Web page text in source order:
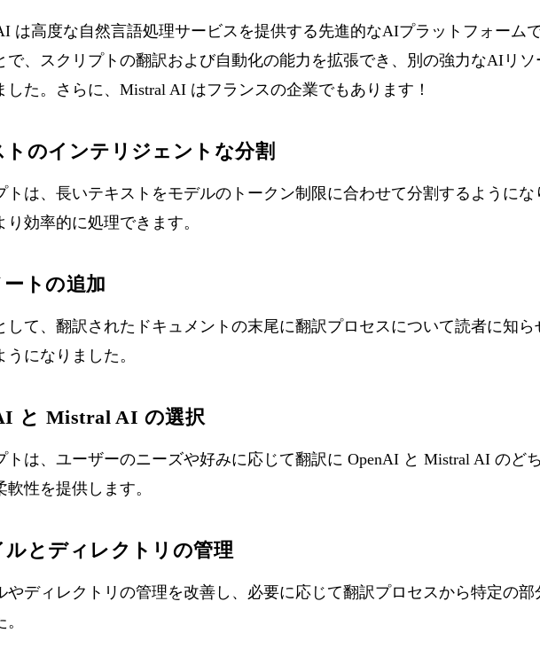
は高度な自然言語処理サービスを提供する先進的なAIプラットフォーム
で、スクリプトの翻訳および自動化の能力を拡張でき、別の強力なAIリソ
した。さらに、Mistral AI はフランスの企業でもあります！
トのインテリジェントな分割
トは、長いテキストをモデルのトークン制限に合わせて分割するように
り効率的に処理できます。
トの追加
して、翻訳されたドキュメントの末尾に翻訳プロセスについて読者に知
うになりました。
と Mistral AI の選択
トは、ユーザーのニーズや好みに応じて翻訳に OpenAI と Mistral AI のど
軟性を提供します。
ルとディレクトリの管理
やディレクトリの管理を改善し、必要に応じて翻訳プロセスから特定の